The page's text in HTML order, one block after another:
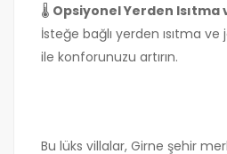
🌡 Opsiyonel Yerden
İsteğe bağlı yerden ısıtma
ile konforunuzu artırın.
Bu lüks villalar, Girne şehir